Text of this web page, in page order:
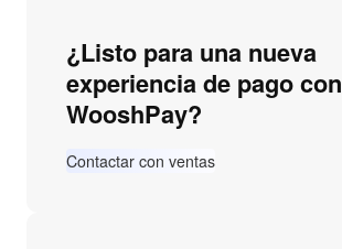
¿Listo para una nueva
experiencia de pago con
WooshPay?
Contactar con ventas